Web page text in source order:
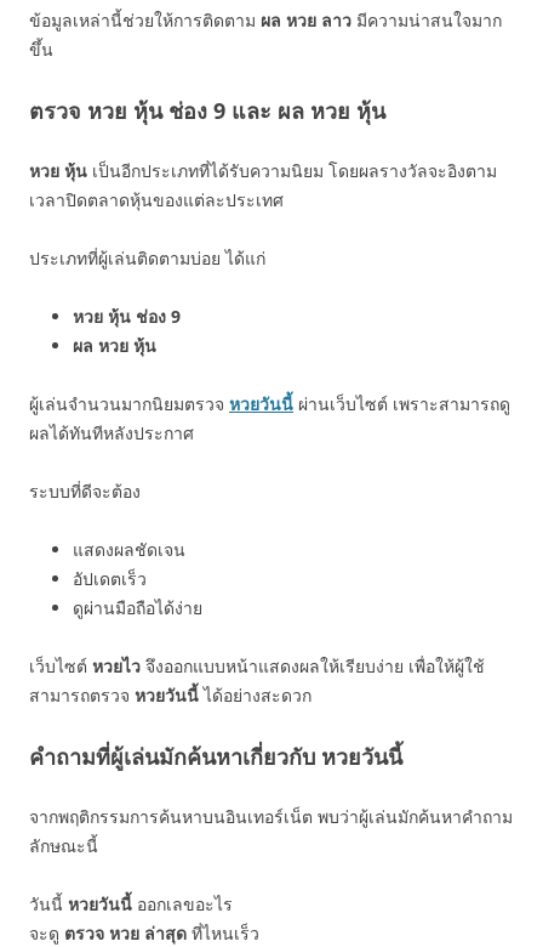
ข้อมูลเหล่านี้ช่วยให้การติดตาม ผล หวย ลาว มีความน่าสนใจมาก
ขึ้น
ตรวจ หวย หุ้น ช่อง 9 และ ผล หวย หุ้น
หวย หุ้น เป็นอีกประเภทที่ได้รับความนิยม โดยผลรางวัลจะอิงตาม
เวลาปิดตลาดหุ้นของแต่ละประเทศ
ประเภทที่ผู้เล่นติดตามบ่อย ได้แก่
หวย หุ้น ช่อง 9
ผล หวย หุ้น
ผู้เล่นจำนวนมากนิยมตรวจ หวยวันนี้ ผ่านเว็บไซต์ เพราะสามารถดู
ผลได้ทันทีหลังประกาศ
ระบบที่ดีจะต้อง
แสดงผลชัดเจน
อัปเดตเร็ว
ดูผ่านมือถือได้ง่าย
เว็บไซต์ หวยไว จึงออกแบบหน้าแสดงผลให้เรียบง่าย เพื่อให้ผู้ใช้
สามารถตรวจ หวยวันนี้ได้อย่างสะดวก
คำถามที่ผู้เล่นมักค้นหาเกี่ยวกับ หวยวันนี้
จากพฤติกรรมการค้นหาบนอินเทอร์เน็ต พบว่าผู้เล่นมักค้นหาคำถาม
ลักษณะนี้
วันนี้ หวยวันนี้ ออกเลขอะไร
จะดู ตรวจ หวย ล่าสุด ที่ไหนเร็ว